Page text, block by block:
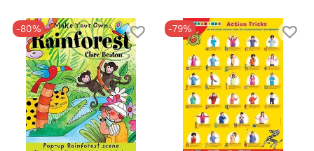
-80% -79%